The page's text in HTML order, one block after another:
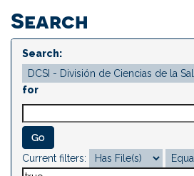
Search
Search:
for
Current filters: